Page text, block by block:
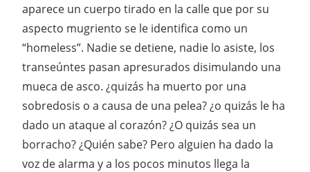
aparece un cuerpo tirado en la calle que por su
aspecto mugriento se le identifica como un
“homeless”. Nadie se detiene, nadie lo asiste, los
transeúntes pasan apresurados disimulando una
mueca de asco. ¿quizás ha muerto por una
sobredosis o a causa de una pelea? ¿o quizás le ha
dado un ataque al corazón? ¿O quizás sea un
borracho? ¿Quién sabe? Pero alguien ha dado la
voz de alarma y a los pocos minutos llega la